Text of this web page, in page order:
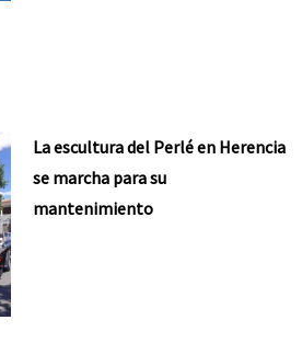
La escultura del Perlé en Herencia
se marcha para su
mantenimiento